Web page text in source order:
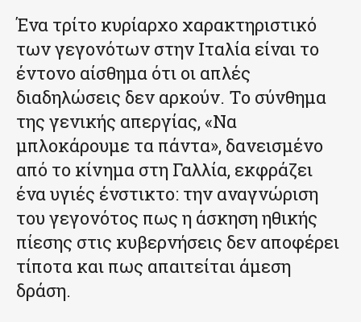
Ένα τρίτο κυρίαρχο χαρακτηριστικό
των γεγονότων στην Ιταλία είναι το
έντονο αίσθημα ότι οι απλές
διαδηλώσεις δεν αρκούν. Το σύνθημα
της γενικής απεργίας, «Να
μπλοκάρουμε τα πάντα», δανεισμένο
από το κίνημα στη Γαλλία, εκφράζει
ένα υγιές ένστικτο: την αναγνώριση
του γεγονότος πως η άσκηση ηθικής
πίεσης στις κυβερνήσεις δεν αποφέρει
τίποτα και πως απαιτείται άμεση
δράση.